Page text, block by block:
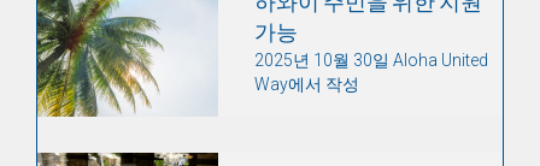
가능
2025년 10월 30일 Aloha United
Way에서 작성